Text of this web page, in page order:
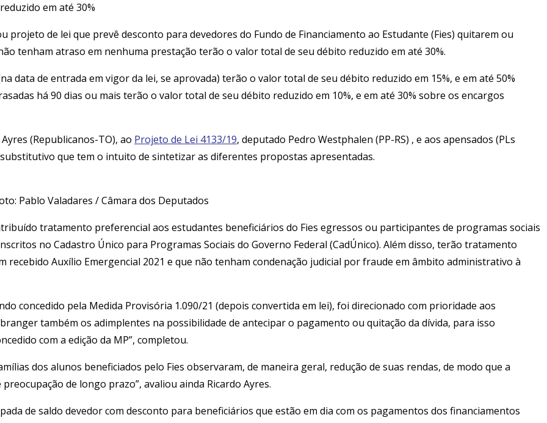
em até 30%
projeto de lei que prevê desconto para devedores do Fundo de Financiamento ao Estudante (Fies) quitarem ou
tenham atraso em nenhuma prestação terão o valor total de seu débito reduzido em até 30%.
data de entrada em vigor da lei, se aprovada) terão o valor total de seu débito reduzido em 15%, e em até 50%
há 90 dias ou mais terão o valor total de seu débito reduzido em 10%, e em até 30% sobre os encargos
(Republicanos-TO), ao Projeto de Lei 4133/19, deputado Pedro Westphalen (PP-RS) , e aos apensados (PLs
que tem o intuito de sintetizar as diferentes propostas apresentadas.
Pablo Valadares / Câmara dos Deputados
tratamento preferencial aos estudantes beneficiários do Fies egressos ou participantes de programas sociais
no Cadastro Único para Programas Sociais do Governo Federal (CadÚnico). Além disso, terão tratamento
Auxílio Emergencial 2021 e que não tenham condenação judicial por fraude em âmbito administrativo à
concedido pela Medida Provisória 1.090/21 (depois convertida em lei), foi direcionado com prioridade aos
também os adimplentes na possibilidade de antecipar o pagamento ou quitação da dívida, para isso
com a edição da MP”, completou.
dos alunos beneficiados pelo Fies observaram, de maneira geral, redução de suas rendas, de modo que a
de longo prazo”, avaliou ainda Ricardo Ayres.
de saldo devedor com desconto para beneficiários que estão em dia com os pagamentos dos financiamentos